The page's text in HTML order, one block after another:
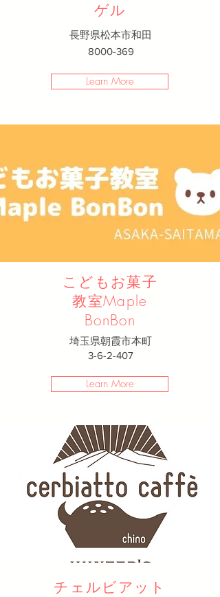
ゲル
長野県松本市和田
8000-369
Learn More
こどもお菓子
教室Maple
BonBon
埼玉県朝霞市本町
3-6-2-407
Learn More
チェルビアット